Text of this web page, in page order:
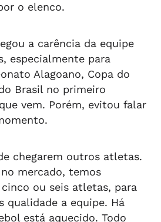
o elenco.
a carência da equipe
especialmente para
Alagoano, Copa do
Brasil no primeiro
vem. Porém, evitou falar
chegarem outros atletas.
mercado, temos
ou seis atletas, para
qualidade a equipe. Há
está aquecido. Todo